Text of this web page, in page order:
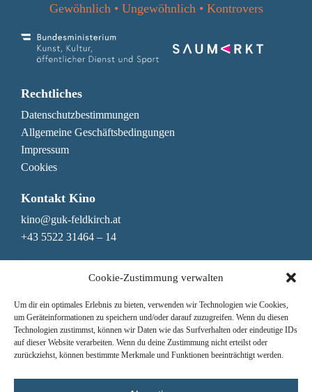
Cookie-Zustimmung verwalten
Um dir ein optimales Erlebnis zu bieten, verwenden wir Technologien wie Cookies,
um Geräteinformationen zu speichern und/oder darauf zuzugreifen. Wenn du diesen
Technologien zustimmst, können wir Daten wie das Surfverhalten oder eindeutige IDs
auf dieser Website verarbeiten. Wenn du deine Zustimmung nicht erteilst oder
zurückziehst, können bestimmte Merkmale und Funktionen beeinträchtigt werden.
Gewöhnlich • Ungewöhnlich • Kontrovers
Rechtliches
Datenschutzbestimmungen
Allgemeine Geschäftsbedingungen
Impressum
Cookies
Kontakt Kino
kino@guk-feldkirch.at
+43 5522 31464 – 14
+43 5522 31464 – 10
Newsletter
Nichts mehr verpassen!
Hier zum Newsletter anmelden
Datenschutzbestimmungen